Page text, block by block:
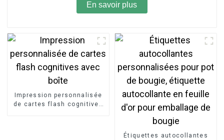
En savoir plus
Impression personnalisée
de cartes flash cognitives
Étiquettes autocollantes